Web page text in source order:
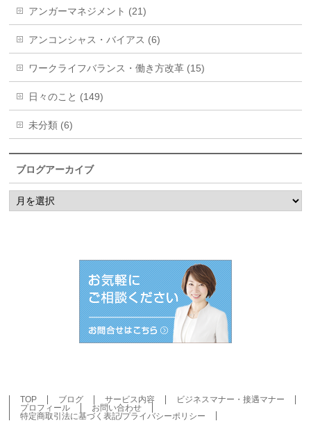
アンガーマネジメント (21)
アンコンシャス・バイアス (6)
ワークライフバランス・働き方改革 (15)
日々のこと (149)
未分類 (6)
ブログアーカイブ
ブ
ロ
グ
TOP ブログ サービス内容
ビジネスマナー・接遇マナー
プロフィール
お問い合わせ
特定商取引法に基づく表記/プライバシーポリシー